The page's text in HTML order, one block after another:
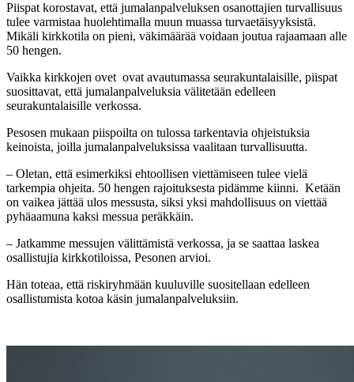
Piispat korostavat, että jumalanpalveluksen osanottajien turvallisuus
tulee varmistaa huolehtimalla muun muassa turvaetäisyyksistä.
Mikäli kirkkotila on pieni, väkimäärää voidaan joutua rajaamaan alle
50 hengen.
Vaikka kirkkojen ovet ovat avautumassa seurakuntalaisille, piispat
suosittavat, että jumalanpalveluksia välitetään edelleen
seurakuntalaisille verkossa.
Pesosen mukaan piispoilta on tulossa tarkentavia ohjeistuksia
keinoista, joilla jumalanpalveluksissa vaalitaan turvallisuutta.
– Oletan, että esimerkiksi ehtoollisen viettämiseen tulee vielä
tarkempia ohjeita. 50 hengen rajoituksesta pidämme kiinni. Ketään
on vaikea jättää ulos messusta, siksi yksi mahdollisuus on viettää
pyhäaamuna kaksi messua peräkkäin.
– Jatkamme messujen välittämistä verkossa, ja se saattaa laskea
osallistujia kirkkotiloissa, Pesonen arvioi.
Hän toteaa, että riskiryhmään kuuluville suositellaan edelleen
osallistumista kotoa käsin jumalanpalveluksiin.